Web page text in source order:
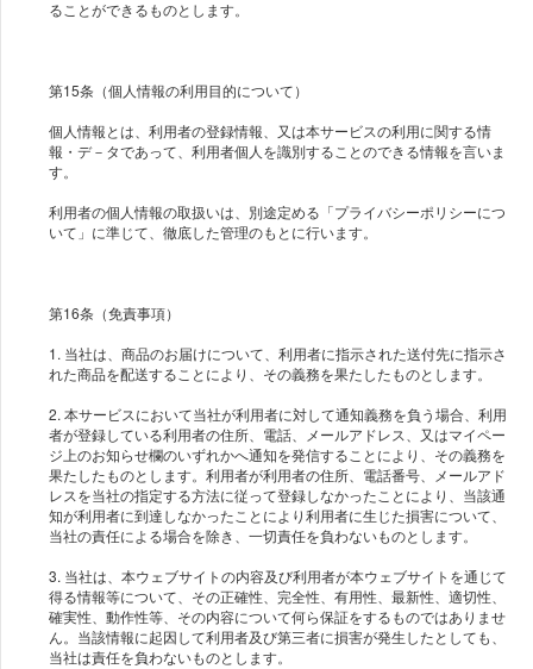
ることができるものとします。
第15条（個人情報の利用目的について）
個人情報とは、利用者の登録情報、又は本サービスの利用に関する情
報・デ－タであって、利用者個人を識別することのできる情報を言いま
す。
利用者の個人情報の取扱いは、別途定める「プライバシーポリシーにつ
いて」に準じて、徹底した管理のもとに行います。
第16条（免責事項）
1. 当社は、商品のお届けについて、利用者に指示された送付先に指示さ
れた商品を配送することにより、その義務を果たしたものとします。
2. 本サービスにおいて当社が利用者に対して通知義務を負う場合、利用
者が登録している利用者の住所、電話、メールアドレス、又はマイペー
ジ上のお知らせ欄のいずれかへ通知を発信することにより、その義務を
果たしたものとします。利用者が利用者の住所、電話番号、メールアド
レスを当社の指定する方法に従って登録しなかったことにより、当該通
知が利用者に到達しなかったことにより利用者に生じた損害について、
当社の責任による場合を除き、一切責任を負わないものとします。
3. 当社は、本ウェブサイトの内容及び利用者が本ウェブサイトを通じて
得る情報等について、その正確性、完全性、有用性、最新性、適切性、
確実性、動作性等、その内容について何ら保証をするものではありませ
ん。当該情報に起因して利用者及び第三者に損害が発生したとしても、
当社は責任を負わないものとします。